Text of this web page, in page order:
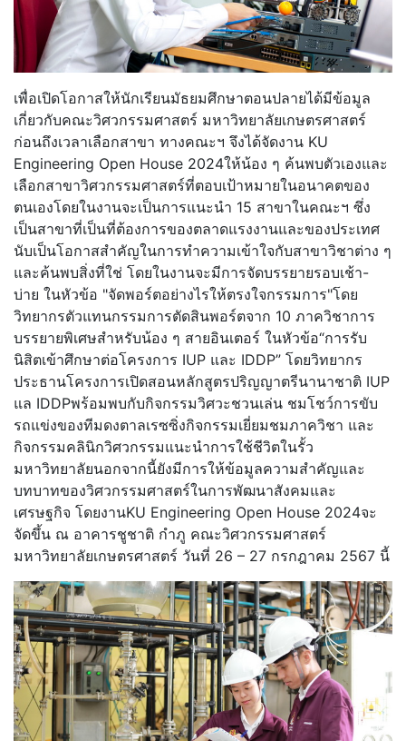
เพื่อเปิดโอกาสให้นักเรียนมัธยมศึกษาตอนปลายได้มีข้อมูล
เกี่ยวกับคณะวิศวกรรมศาสตร์ มหาวิทยาลัยเกษตรศาสตร์
ก่อนถึงเวลาเลือกสาขา ทางคณะฯ จึงได้จัดงาน KU
Engineering Open House 2024ให้น้อง ๆ ค้นพบตัวเองและ
เลือกสาขาวิศวกรรมศาสตร์ที่ตอบเป้าหมายในอนาคตของ
ตนเองโดยในงานจะเป็นการแนะนำ 15 สาขาในคณะฯ ซึ่ง
เป็นสาขาที่เป็นที่ต้องการของตลาดแรงงานและของประเทศ
นับเป็นโอกาสสำคัญในการทำความเข้าใจกับสาขาวิชาต่าง ๆ
และค้นพบสิ่งที่ใช่ โดยในงานจะมีการจัดบรรยายรอบเช้า-
บ่าย ในหัวข้อ "จัดพอร์ตอย่างไรให้ตรงใจกรรมการ"โดย
วิทยากรตัวแทนกรรมการตัดสินพอร์ตจาก 10 ภาควิชาการ
บรรยายพิเศษสำหรับน้อง ๆ สายอินเตอร์ ในหัวข้อ“การรับ
นิสิตเข้าศึกษาต่อโครงการ IUP และ IDDP” โดยวิทยากร
ประธานโครงการเปิดสอนหลักสูตรปริญญาตรีนานาชาติ IUP
แล IDDPพร้อมพบกับกิจกรรมวิศวะชวนเล่น ชมโชว์การขับ
รถแข่งของทีมดงตาลเรซซิ่งกิจกรรมเยี่ยมชมภาควิชา และ
กิจกรรมคลินิกวิศวกรรมแนะนำการใช้ชีวิตในรั้ว
มหาวิทยาลัยนอกจากนี้ยังมีการให้ข้อมูลความสำคัญและ
บทบาทของวิศวกรรมศาสตร์ในการพัฒนาสังคมและ
เศรษฐกิจ โดยงานKU Engineering Open House 2024จะ
จัดขึ้น ณ อาคารชูชาติ กำภู คณะวิศวกรรมศาสตร์
มหาวิทยาลัยเกษตรศาสตร์ วันที่ 26 – 27 กรกฎาคม 2567 นี้